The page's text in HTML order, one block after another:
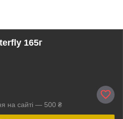
165г
на сайті — 500 ₴